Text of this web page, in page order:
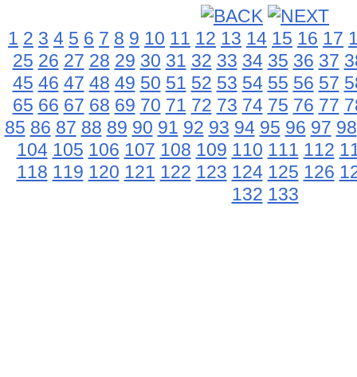
1 2 3 4 5 6 7 8 9 10 11 12 13 14 15 16 17
25 26 27 28 29 30 31 32 33 34 35 36 37
45 46 47 48 49 50 51 52 53 54 55 56 57
65 66 67 68 69 70 71 72 73 74 75 76 77
85 86 87 88 89 90 91 92 93 94 95 96 97 98
104 105 106 107 108 109 110 111 112
118 119 120 121 122 123 124 125 126
132 133